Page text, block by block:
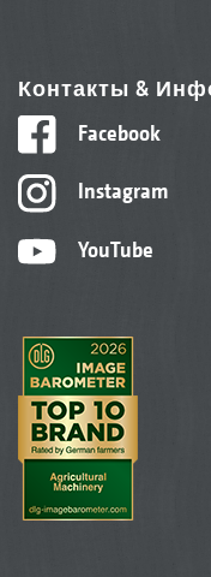
Контакты &
Facebook
Instagram
YouTube